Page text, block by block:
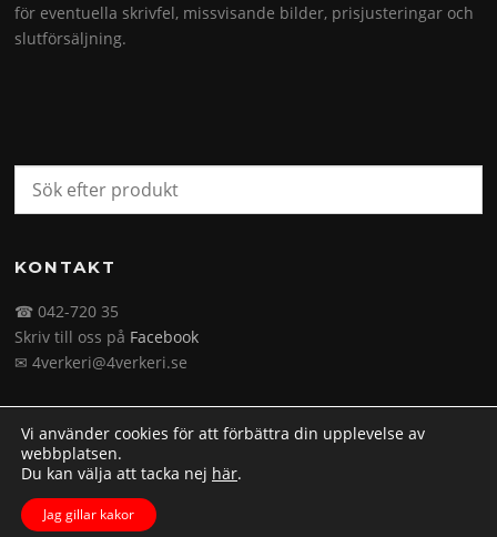
för eventuella skrivfel, missvisande bilder, prisjusteringar och
slutförsäljning.
KONTAKT
☎ 042-720 35
Skriv till oss på Facebook
✉ 4verkeri@4verkeri.se
Upphovsrätt © 2026 4verkeri.se. Alla rättigheter förbehålls.
Screenr parallax theme
Vi använder cookies för att förbättra din upplevelse av
webbplatsen.
Du kan välja att tacka nej här.
Jag gillar kakor